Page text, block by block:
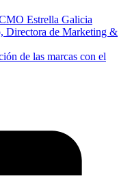
Estrella Galicia
Directora de Marketing &
de las marcas con el